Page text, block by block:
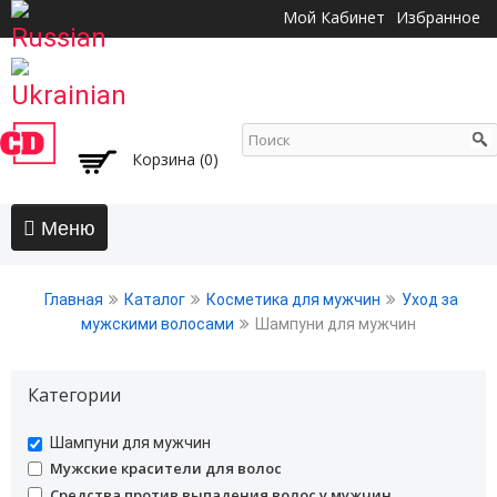
основному
Мой Кабинет Избранное
Корзина (0)
Бальзамы и кондиционеры
Воски, пасты, глина, помады для волос
Гели для волос
Главная Каталог Косметика для мужчин
Уход за
мужскими волосами
Шампуни для мужчин
Категории
undefined
Шампуни для мужчин
undefined
Мужские красители для волос
undefined